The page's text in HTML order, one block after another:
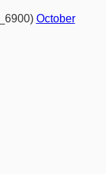
October